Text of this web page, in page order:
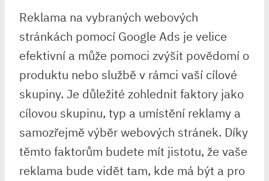
Reklama na vybraných webových
stránkách pomocí Google Ads je velice
efektivní a může pomoci zvýšit povědomí o
produktu nebo službě v rámci vaší cílové
skupiny. Je důležité zohlednit faktory jako
cílovou skupinu, typ a umístění reklamy a
samozřejmě výběr webových stránek. Díky
těmto faktorům budete mít jistotu, že vaše
reklama bude vidět tam, kde má být a pro